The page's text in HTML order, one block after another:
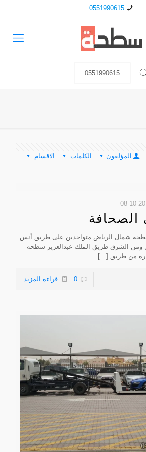
0551990615
0551990615
الاقسام الكلمات المؤلفون
شمال الرياض متواجدين على طريق أنس
ومن الشرق طريق الملك عبدالعزيز سطحه
من طريق […]
0 قراءة المزيد